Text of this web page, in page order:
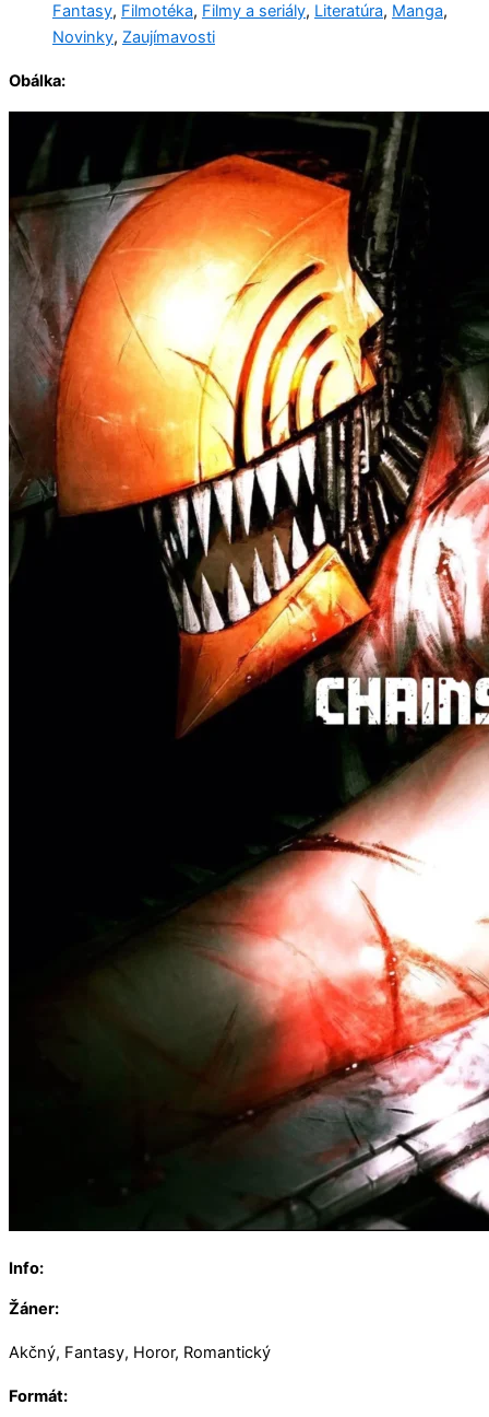
Fantasy, Filmotéka, Filmy a seriály, Literatúra, Manga,
Novinky, Zaujímavosti
Obálka:
Info:
Žáner:
Akčný, Fantasy, Horor, Romantický
Formát: